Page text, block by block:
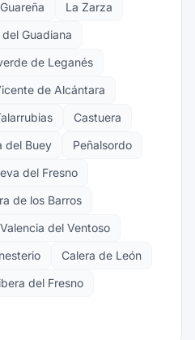
Guareña
La Zarza
Guadiana
de Leganés
de Alcántara
Castuera
del Buey
Peñalsordo
del Fresno
de los Barros
Valencia del Ventoso
Calera de León
del Fresno